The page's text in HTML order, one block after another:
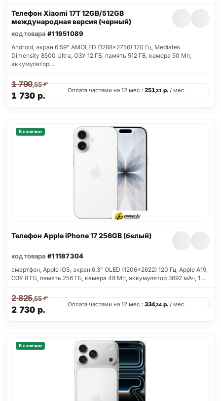
Телефон Xiaomi 17T 12GB/512GB
международная версия (черный)
код товара #11951089
Android, экран 6.59" AMOLED (1268x2756) 120 Гц, Mediatek
Dimensity 8500 Ultra, ОЗУ 12 ГБ, память 512 ГБ, камера 50 Мп,
аккумулятор…
1 730 р.
1 790,55р.
Оплата частями на 12 мес.: 251,31 р. / мес.
В наличии
Телефон Apple iPhone 17 256GB (белый)
код товара #11187304
смартфон, Apple iOS, экран 6.3" OLED (1206x2622) 120 Гц, Apple A19,
ОЗУ 8 ГБ, память 256 ГБ, камера 48 Мп, аккумулятор 3692 мАч, 1…
2 730 р.
2 825,55р.
Оплата частями на 12 мес.: 334,34 р. / мес.
В наличии